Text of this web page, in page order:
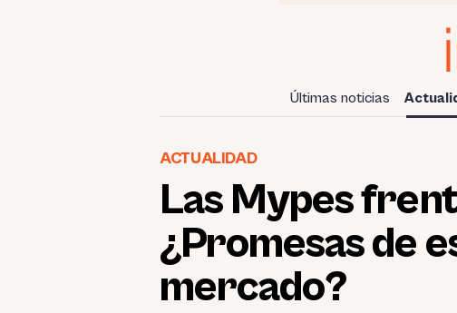
Últimas noticias
ACTUALIDAD
Las Mypes
¿Promesas de
mercado?